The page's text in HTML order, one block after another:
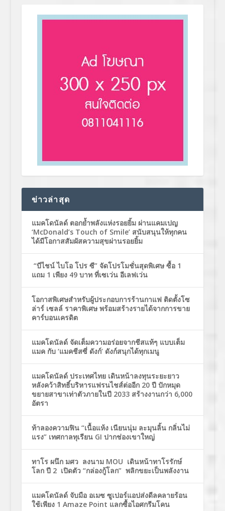
ข่าวล่าสุด
แมคโดนัลด์ ตอกย้ำพลังแห่งรอยยิ้ม ผ่านแคมเปญ
‘McDonald’s Touch of Smile’ สนับสนุนให้ทุกคน
ได้มีโอกาสสัมผัสความสุขผ่านรอยยิ้ม
“บีไชน์ ไบโอ โปร ซี” จัดโปรโมชั่นสุดพิเศษ ซื้อ 1
แถม 1 เพียง 49 บาท ที่เซเว่น อีเลฟเว่น
โอกาสพิเศษสำหรับผู้ประกอบการร้านกาแฟ ติดตั้งโซ
ล่าร์ เซลล์ ราคาพิเศษ พร้อมสร้างรายได้จากการขาย
คาร์บอนเครดิต
แมคโดนัลด์ จัดเต็มความอร่อยจากชีสแท้ๆ แบบเต็ม
แมค กับ ‘แมคชีสซี่ ดังก์’ ดังก์สนุกได้ทุกเมนู
แมคโดนัลด์ ประเทศไทย เดินหน้าลงทุนระยะยาว
หลังคว้าสิทธิ์บริหารแฟรนไชส์ต่ออีก 20 ปี ปักหมุด
ขยายสาขาเท่าตัวภายในปี 2033 สร้างงานกว่า 6,000
อัตรา
ท้าลองความฟิน “เนื้อแห้ง เนียนนุ่ม ละมุนลิ้น กลิ่นไม่
แรง” เทศกาลทุเรียน GI ปากช่องเขาใหญ่
ทาโร ผนึก มศว ลงนาม MOU เดินหน้าทาโรรักษ์
โลก ปี 2 เปิดตัว “กล่องกู้โลก” พลิกขยะเป็นพลังงาน
แมคโดนัลด์ จับมือ อเมซ ซูเปอร์แอปส่งดีลคลายร้อน
ใช้เพียง 1 Amaze Point แลกซื้อไอศกรีมโคน